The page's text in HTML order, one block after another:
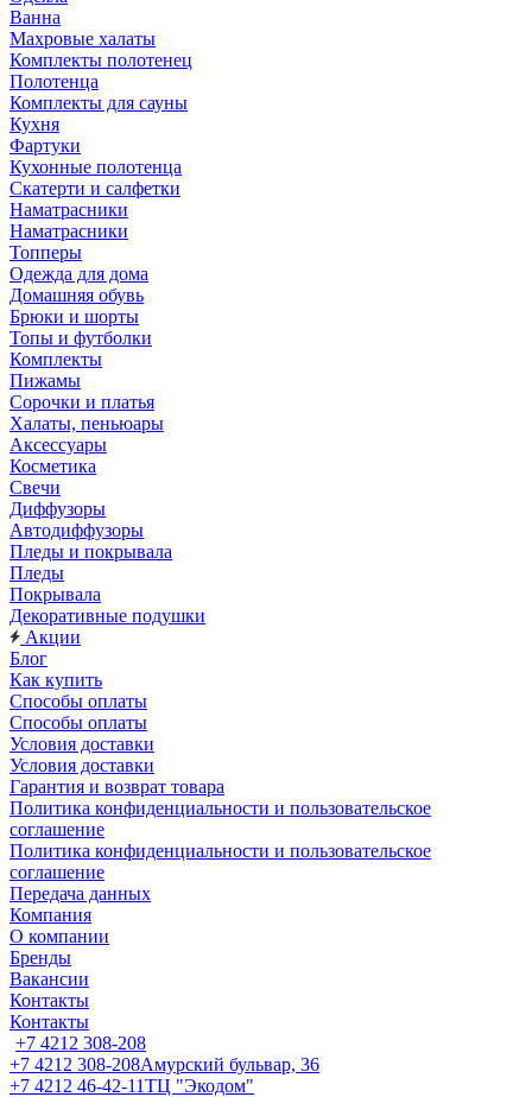
Ванна
Махровые халаты
Комплекты полотенец
Полотенца
Комплекты для сауны
Кухня
Фартуки
Кухонные полотенца
Скатерти и салфетки
Наматрасники
Наматрасники
Топперы
Одежда для дома
Домашняя обувь
Брюки и шорты
Топы и футболки
Комплекты
Пижамы
Сорочки и платья
Халаты, пеньюары
Аксессуары
Косметика
Свечи
Диффузоры
Автодиффузоры
Пледы и покрывала
Пледы
Покрывала
Декоративные подушки
Акции
Блог
Как купить
Способы оплаты
Способы оплаты
Условия доставки
Условия доставки
Гарантия и возврат товара
Политика конфиденциальности и пользовательское
соглашение
Политика конфиденциальности и пользовательское
соглашение
Передача данных
Компания
О компании
Бренды
Вакансии
Контакты
Контакты
+7 4212 308-208
+7 4212 308-208Амурский бульвар, 36
+7 4212 46-42-11ТЦ "Экодом"